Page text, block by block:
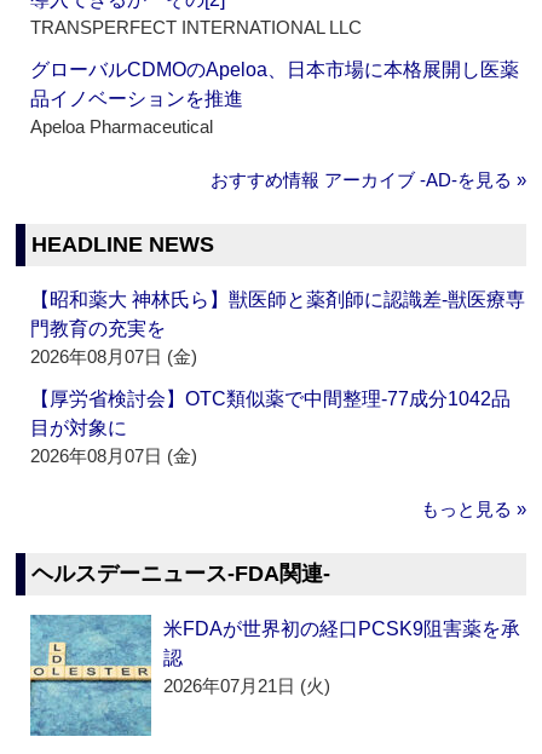
TRANSPERFECT INTERNATIONAL LLC
グローバルCDMOのApeloa、日本市場に本格展開し医薬
品イノベーションを推進
Apeloa Pharmaceutical
おすすめ情報 アーカイブ ‐AD‐を見る »
HEADLINE NEWS
【昭和薬大 神林氏ら】獣医師と薬剤師に認識差‐獣医療専
門教育の充実を
2026年08月07日 (金)
【厚労省検討会】OTC類似薬で中間整理‐77成分1042品
目が対象に
2026年08月07日 (金)
もっと見る »
ヘルスデーニュース‐FDA関連‐
米FDAが世界初の経口PCSK9阻害薬を承
認
2026年07月21日 (火)